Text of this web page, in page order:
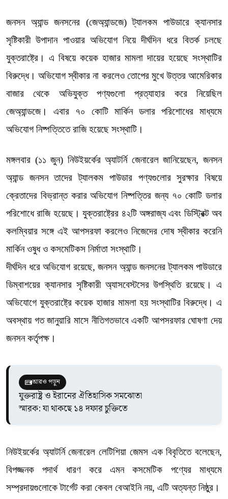
জনসন অ্যান্ড জনসনের (জেঅ্যান্ডজে) ট্যালকম পাউডারে ক্যানসার
সৃষ্টিকারী উপাদান পাওয়ার অভিযোগ নিয়ে দীর্ঘদিন ধরে বিতর্ক চলছে
যুক্তরাষ্ট্রে। এ বিষয়ে কয়েক হাজার মামলা দায়ের হয়েছে সংস্থাটির
বিরুদ্ধে। অভিযোগ স্বীকার না করলেও তোপের মুখে উত্তর আমেরিকার
বাজার থেকে অভিযুক্ত পণ্যগুলো প্রত্যাহার করে নিয়েছিল
জেঅ্যান্ডজে। এবার ৭০ কোটি মার্কিন ডলার পরিশোধের মাধ্যমে
অভিযোগ নিষ্পত্তিতে রাজি হয়েছে সংস্থাটি।
মঙ্গলবার (১১ জুন) নিউইয়র্কের অ্যাটর্নি জেনারেল জানিয়েছেন, জনসন
অ্যান্ড জনসন তাদের ট্যালকম পাউডার পণ্যগুলোর সুরক্ষার বিষয়ে
ক্রেতাদের বিভ্রান্ত করার অভিযোগ নিষ্পত্তির জন্য ৭০ কোটি ডলার
পরিশোধে রাজি হয়েছে। যুক্তরাষ্ট্রের ৪২টি অঙ্গরাজ্য এবং ডিস্ট্রিক্ট অব
কলম্বিয়ার সঙ্গে এই আপসরফা করলেও নিজেদের দোষ স্বীকার করেনি
মার্কিন ওষুধ ও কসমেটিকস নির্মাতা সংস্থাটি।
দীর্ঘদিন ধরে অভিযোগ রয়েছে, জনসন অ্যান্ড জনসনের ট্যালকম পাউডারে
ডিম্বাশয়ের ক্যানসার সৃষ্টিকারী অ্যাসবেস্টসের উপস্থিতি রয়েছে। এ
অভিযোগে যুক্তরাষ্ট্রে কয়েক হাজার মামলা হয় সংস্থাটির বিরুদ্ধে। এ
অবস্থায় গত জানুয়ারি মাসে নীতিগতভাবে একটি আপসরফার ঘোষণা দেয়
জনসন কর্তৃপক্ষ।
আরও পড়ুন
যুক্তরাষ্ট্র ও ইরানের ঐতিহাসিক সমঝোতা
স্মারক: যা থাকছে ১৪ দফার চুক্তিতে
নিউইয়র্কের অ্যাটর্নি জেনারেল লেটিশিয়া জেমস এক বিবৃতিতে বলেছেন,
বিপজ্জনক পদার্থ ধারণ করে এমন কসমেটিক পণ্যের মাধ্যমে
সম্প্রদায়গুলোকে টার্গেট করা কেবল বেআইনি নয়, এটি অত্যন্ত নিষ্ঠুর।